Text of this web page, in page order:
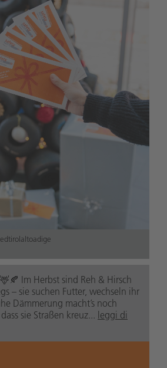
Im Herbst sind Reh & Hirsch
– sie suchen Futter, wechseln ihr
Dämmerung macht’s noch
sie Straßen kreuz... leggi di